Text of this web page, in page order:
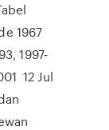
1967
1997-
12 Jul